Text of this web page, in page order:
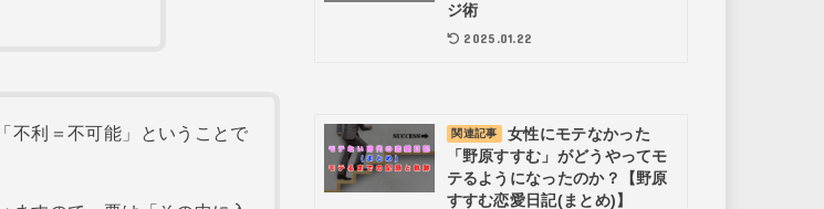
不利＝不可能」ということで
ジ術
2025.01.22
関連記事
女性にモテなかった
「野原すすむ」がどうやってモ
テるようになったのか？【野原
すすむ恋愛日記(まとめ)】